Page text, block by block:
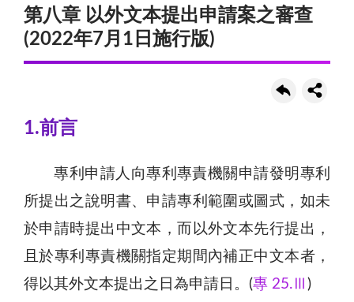
第八章 以外文本提出申請案之審查
(2022年7月1日施行版)
1.前言
專利申請人向專利專責機關申請發明專利
所提出之說明書、申請專利範圍或圖式，如未
於申請時提出中文本，而以外文本先行提出，
且於專利專責機關指定期間內補正中文本者，
得以其外文本提出之日為申請日。(專 25.Ⅲ )